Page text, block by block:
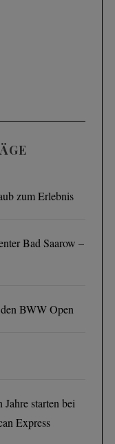
zum Erlebnis
Bad Saarow –
BWW Open
starten bei
Express